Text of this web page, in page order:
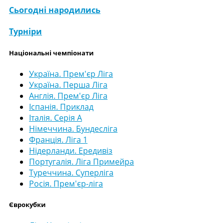
Сьогодні народились
Турніри
Національні чемпіонати
Україна. Прем'єр Ліга
Україна. Перша Ліга
Англія. Прем'єр Ліга
Іспанія. Приклад
Італія. Серія А
Німеччина. Бундесліга
Франція. Ліга 1
Нідерланди. Ередивіз
Португалія. Ліга Примейра
Туреччина. Суперліга
Росія. Прем'єр-ліга
Єврокубки